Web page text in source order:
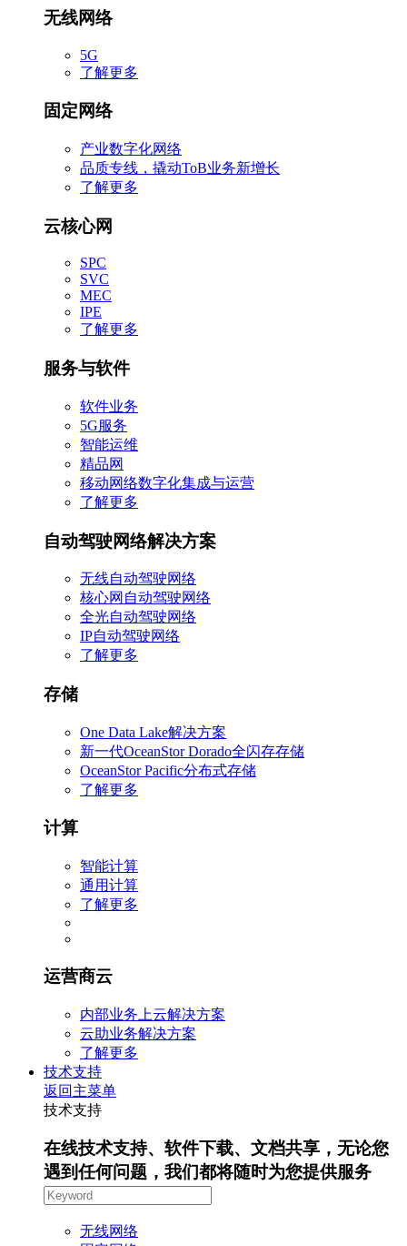
无线网络
5G
了解更多
固定网络
产业数字化网络
品质专线，撬动ToB业务新增长
了解更多
云核心网
SPC
SVC
MEC
IPE
了解更多
服务与软件
软件业务
5G服务
智能运维
精品网
移动网络数字化集成与运营
了解更多
自动驾驶网络解决方案
无线自动驾驶网络
核心网自动驾驶网络
全光自动驾驶网络
IP自动驾驶网络
了解更多
存储
One Data Lake解决方案
新一代OceanStor Dorado全闪存存储
OceanStor Pacific分布式存储
了解更多
计算
智能计算
通用计算
了解更多
运营商云
内部业务上云解决方案
云助业务解决方案
了解更多
技术支持
返回主菜单
技术支持
在线技术支持、软件下载、文档共享，无论您
遇到任何问题，我们都将随时为您提供服务
无线网络